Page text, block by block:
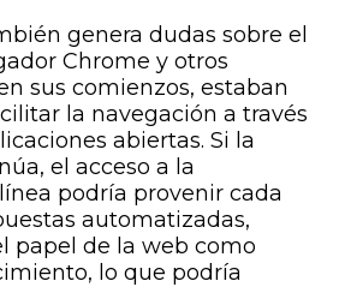
genera dudas sobre el
Chrome y otros
sus comienzos, estaban
la navegación a través
abiertas. Si la
el acceso a la
podría provenir cada
automatizadas,
papel de la web como
lo que podría